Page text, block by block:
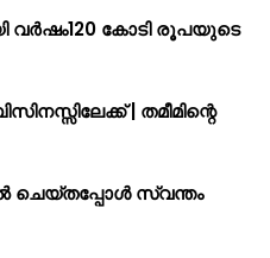
കോടി രൂപയുടെ
| തമീമിന്റെ
ചെയ്തപ്പോൾ സ്വന്തം